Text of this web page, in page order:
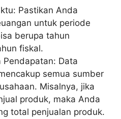
Pastikan Anda
untuk periode
berupa tahun
fiskal.
Pendapatan: Data
semua sumber
Misalnya, jika
produk, maka Anda
total penjualan produk.